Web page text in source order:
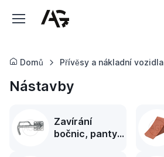
Domů Přívěsy a nákladní vozidla
Nástavby
Zavírání
bočnic, panty